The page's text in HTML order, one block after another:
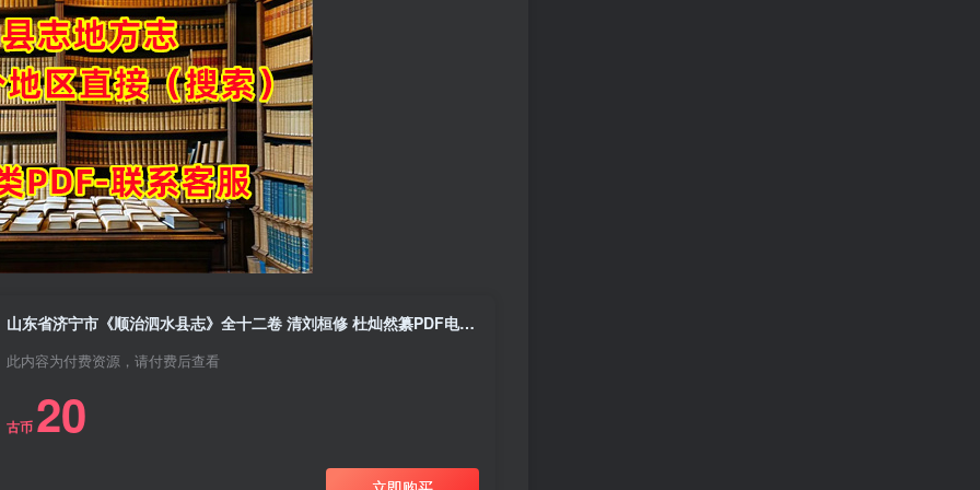
山东省济宁市《顺治泗水县志》全十二卷 清刘桓修 杜灿然纂PDF电子版地方志下载
此内容为付费资源，请付费后查看
古币 20